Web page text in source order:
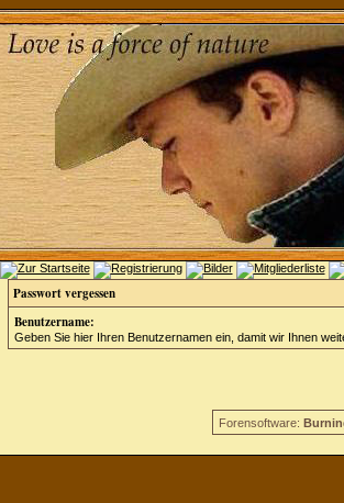
Passwort vergessen
Benutzername:
Geben Sie hier Ihren Benutzernamen ein, damit wir Ihnen
Forensoftware: